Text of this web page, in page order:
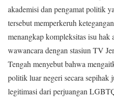
akademisi dan pengamat politik
tersebut memperkeruh
menangkap kompleksitas isu hak
wawancara dengan stasiun TV
Tengah menyebut bahwa
politik luar negeri secara sepihak
legitimasi dari perjuangan